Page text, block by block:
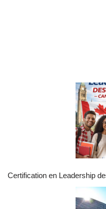
Certification en Leadership